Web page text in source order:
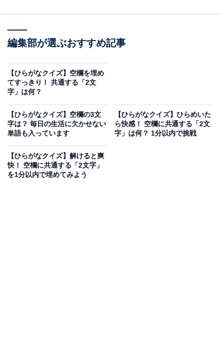
吐き気などの体調の変化。そして、漫画の主人公のよう
に圧倒的なパワーを秘めたたくましい体の一部を思い浮
編集部が選ぶおすすめ記事
【ひらがなクイズ】空欄を埋め
てすっきり！ 共通する「2文
字」は何？
【ひらがなクイズ】空欄の3文
字は？ 毎日の生活に欠かせない
単語も入っています
【ひらがなクイズ】ひらめいた
ら快感！ 空欄に共通する「2文
字」は何？ 1分以内で挑戦
【ひらがなクイズ】解けると爽
快！ 空欄に共通する「2文字」
を1分以内で埋めてみよう